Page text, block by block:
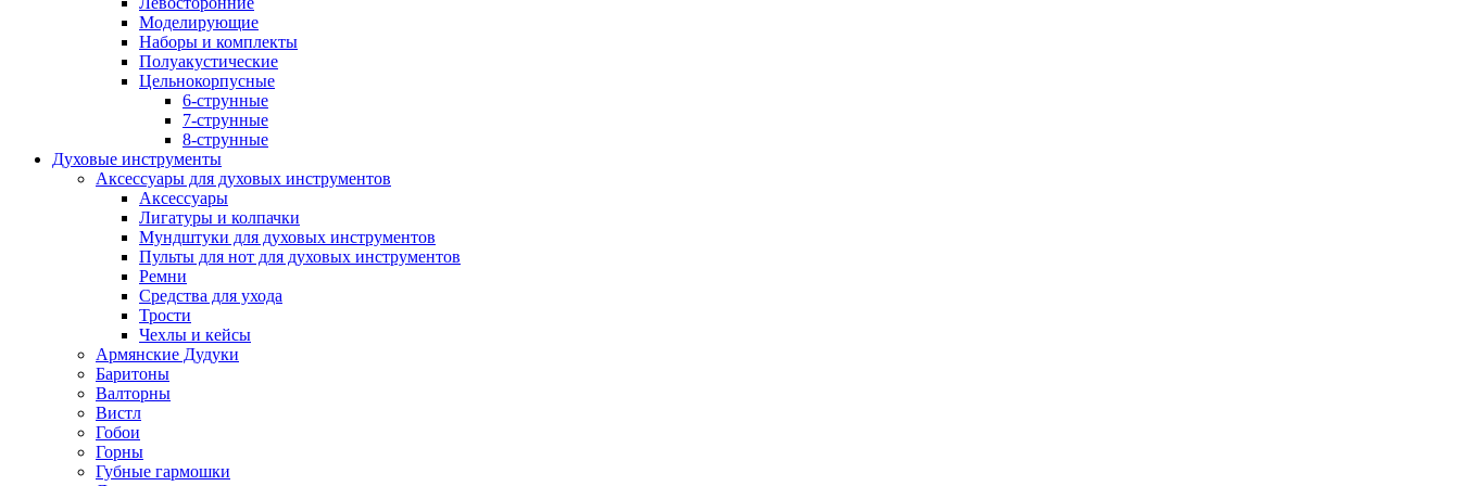
Моделирующие
Наборы и комплекты
Полуакустические
Цельнокорпусные
6-струнные
7-струнные
8-струнные
Духовые инструменты
Аксессуары для духовых инструментов
Аксессуары
Лигатуры и колпачки
Мундштуки для духовых инструментов
Пульты для нот для духовых инструментов
Ремни
Средства для ухода
Трости
Чехлы и кейсы
Армянские Дудуки
Баритоны
Валторны
Вистл
Гобои
Горны
Губные гармошки